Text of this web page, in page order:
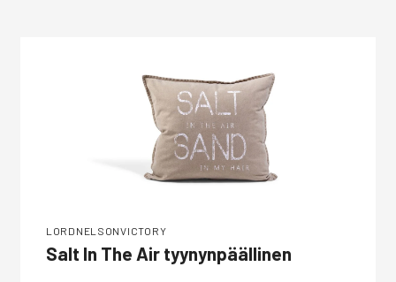
LORDNELSONVICTORY
Salt In The Air tyynynpäällinen